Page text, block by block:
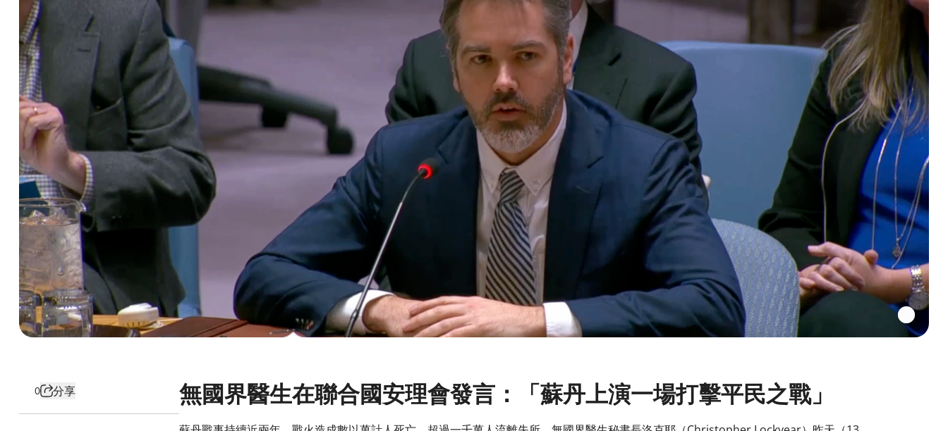
0 分享 無國界醫生在聯合國安理會發言：「蘇丹上演一場打擊平民之戰」